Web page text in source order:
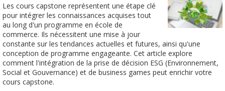
Les cours capstone représentent une étape clé
pour intégrer les connaissances acquises tout
au long d'un programme en école de
commerce. Ils nécessitent une mise à jour
constante sur les tendances actuelles et futures, ainsi qu'une
conception de programme engageante. Cet article explore
comment l'intégration de la prise de décision ESG (Environnement,
Social et Gouvernance) et de business games peut enrichir votre
cours capstone.